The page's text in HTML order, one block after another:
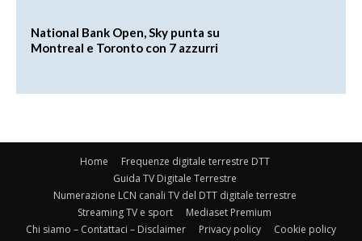
National Bank Open, Sky punta su
Montreal e Toronto con 7 azzurri
Home
Frequenze digitale terrestre DTT
Guida TV Digitale Terrestre
Numerazione LCN canali TV del DTT digitale terrestre
Streaming TV e sport
Mediaset Premium
Chi siamo – Contattaci – Disclaimer
Privacy policy Cookie policy